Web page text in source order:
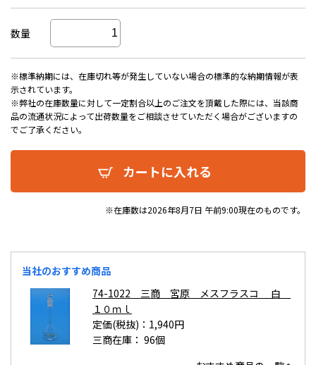
数量
※標準納期には、在庫切れ等が発生していない場合の標準的な納期情報が表
示されています。
※弊社の在庫数量に対して一定割合以上のご注文を頂戴した際には、当該商
品の流通状況によって出荷数量をご相談させていただく場合がございますの
でご了承ください。
カートに入れる
※在庫数は2026年8月7日 午前9:00現在のものです。
当社のおすすめ商品
74-1022 三商 宮原 メスフラスコ 白
１０ｍｌ
定価(税抜)：1,940円
三商在庫： 96個